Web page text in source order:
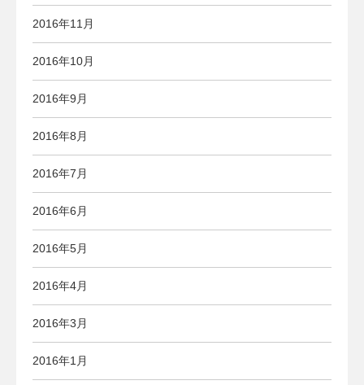
2016年11月
2016年10月
2016年9月
2016年8月
2016年7月
2016年6月
2016年5月
2016年4月
2016年3月
2016年1月